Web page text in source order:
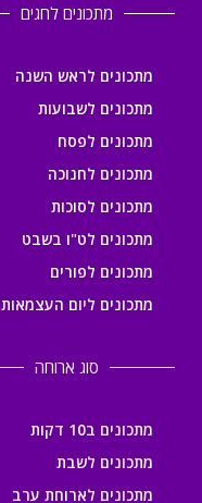
מתכונים לחגים
מתכונים לראש השנה
מתכונים לשבועות
מתכונים לפסח
מתכונים לחנוכה
מתכונים לסוכות
מתכונים לט"ו בשבט
מתכונים לפורים
מתכונים ליום העצמאות
סוג ארוחה
מתכונים ב10 דקות
מתכונים לשבת
מתכונים לארוחת ערב